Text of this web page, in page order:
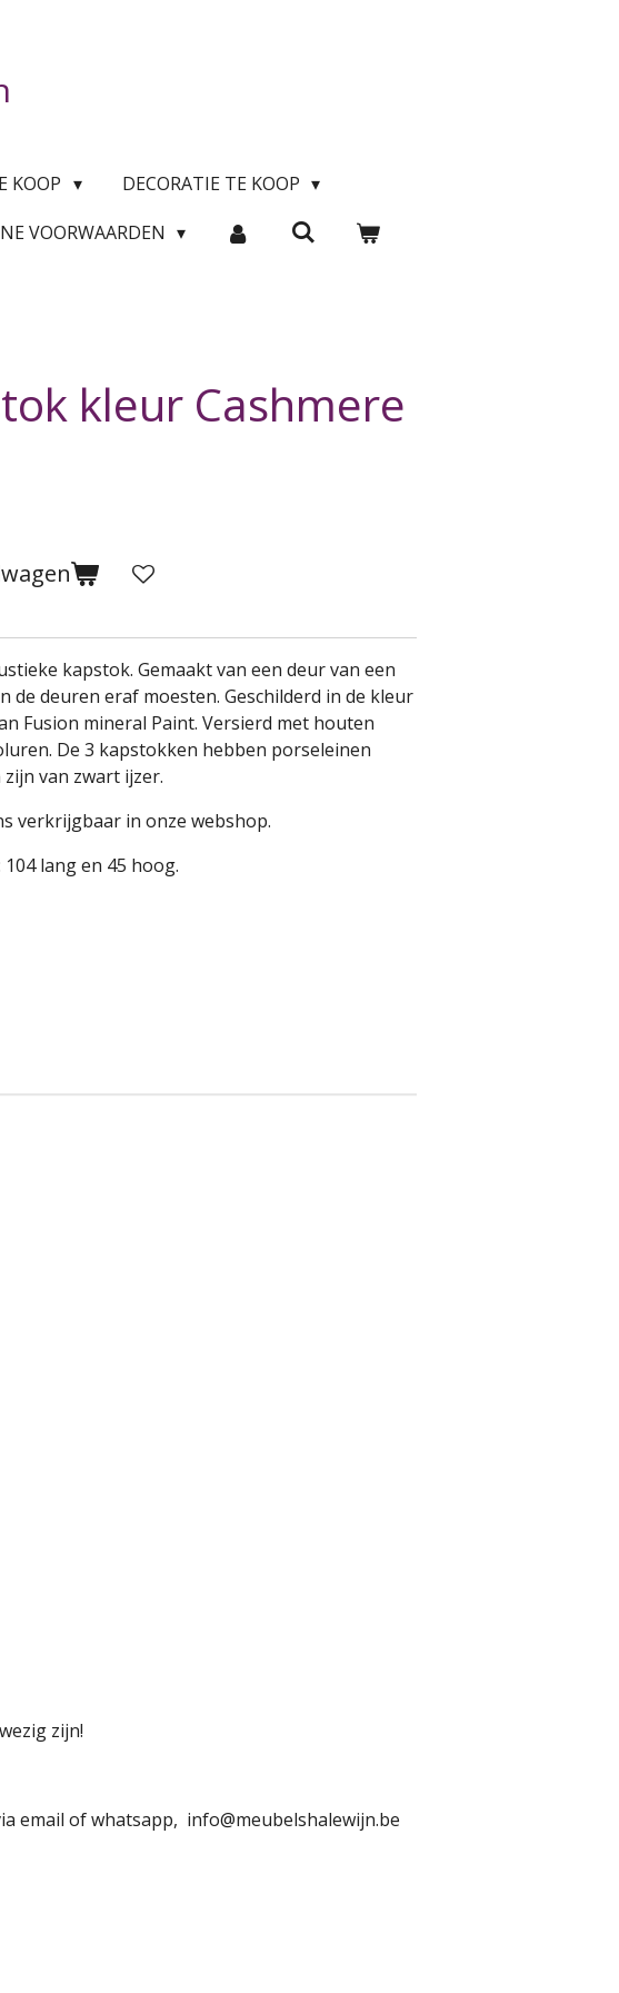
KOOP
DECORATIE TE KOOP
VOORWAARDEN
kleur Cashmere
kapstok. Gemaakt van een deur van een
de deuren eraf moesten. Geschilderd in de kleur
Fusion mineral Paint. Versierd met houten
De 3 kapstokken hebben porseleinen
van zwart ijzer.
verkrijgbaar in onze webshop.
lang en 45 hoog.
zijn!
email of whatsapp, info@meubelshalewijn.be